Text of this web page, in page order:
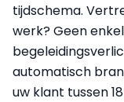
tijdschema.
werk? Geen
automatisch
uw klant tussen